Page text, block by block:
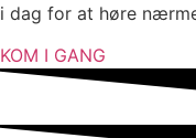
i dag for at høre
KOM I GANG